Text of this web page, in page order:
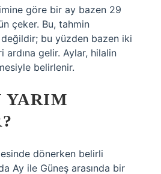
göre bir ay bazen 29
çeker. Bu, tahmin
bu yüzden bazen iki
gelir. Aylar, hilalin
belirlenir.
YARIM
dönerken belirli
Ay ile Güneş arasında bir